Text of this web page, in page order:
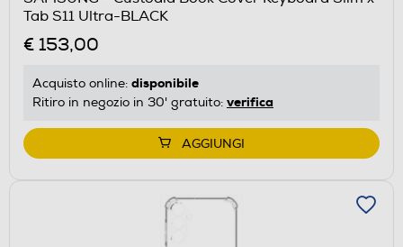
Tab S11 Ultra-BLACK
€ 153,00
Acquisto online: disponibile
Ritiro in negozio in 30' gratuito: verifica
AGGIUNGI